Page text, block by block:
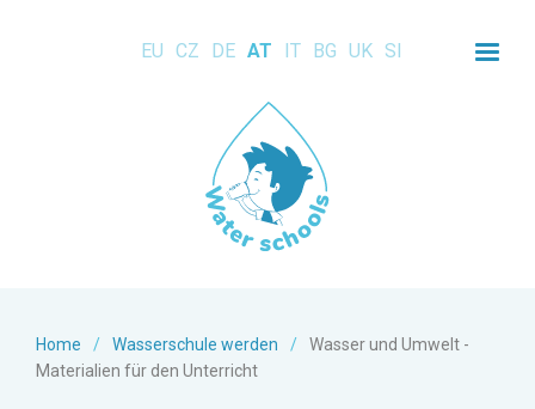
EU CZ DE AT IT BG UK SI
Home / Wasserschule werden /
Wasser und Umwelt -
Materialien für den Unterricht